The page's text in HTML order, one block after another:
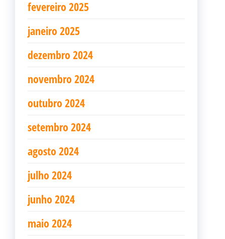
fevereiro 2025
janeiro 2025
dezembro 2024
novembro 2024
outubro 2024
setembro 2024
agosto 2024
julho 2024
junho 2024
maio 2024